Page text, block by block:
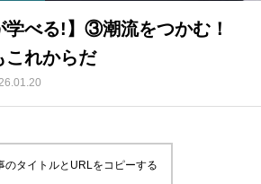
学べる!】③潮流をつかむ！
これからだ
のタイトルとURLをコピーする